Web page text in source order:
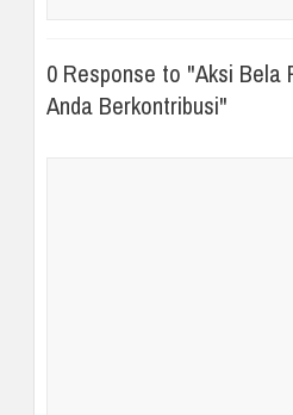
0 Response to "Aksi Bela
Anda Berkontribusi"